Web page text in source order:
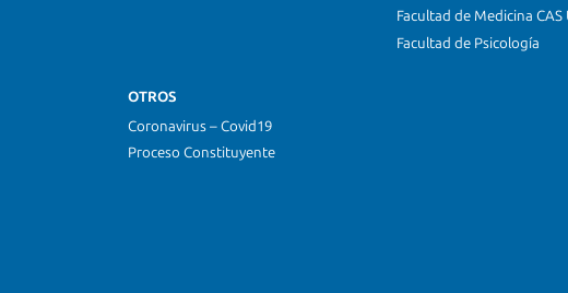
Facultad de Medicina CAS
Facultad de Psicología
OTROS
Coronavirus – Covid19
Proceso Constituyente